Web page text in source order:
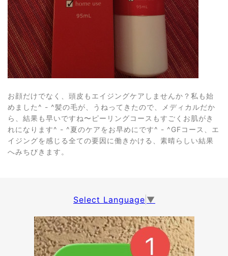
お顔だけでなく、頭皮もエイジングケアしませんか？私も始
めました^ - ^髪の毛が、うねってきたので、メディカルだか
ら、結果も早いですね〜ピーリングコースもすごくお肌がき
れになります^ - ^夏のケアをお早めにです^ - ^GFコース、エ
イジングを感じる全ての要因に働きかける、素晴らしい結果
へみちびきます。
Select Language ▼